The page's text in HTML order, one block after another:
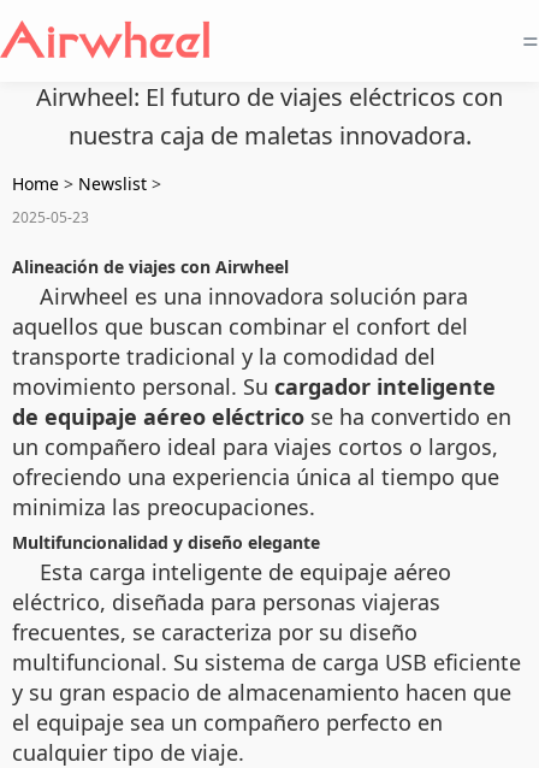
=
Airwheel: El futuro de viajes eléctricos con
nuestra caja de maletas innovadora.
Home > Newslist >
2025-05-23
Alineación de viajes con Airwheel
Airwheel es una innovadora solución para
aquellos que buscan combinar el confort del
transporte tradicional y la comodidad del
movimiento personal. Su cargador inteligente
de equipaje aéreo eléctrico se ha convertido en
un compañero ideal para viajes cortos o largos,
ofreciendo una experiencia única al tiempo que
minimiza las preocupaciones.
Multifuncionalidad y diseño elegante
Esta carga inteligente de equipaje aéreo
eléctrico, diseñada para personas viajeras
frecuentes, se caracteriza por su diseño
multifuncional. Su sistema de carga USB eficiente
y su gran espacio de almacenamiento hacen que
el equipaje sea un compañero perfecto en
cualquier tipo de viaje.